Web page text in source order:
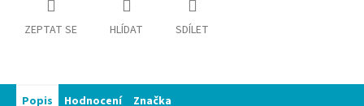
ZEPTAT SE HLÍDAT SDÍLET
Popis Hodnocení Značka